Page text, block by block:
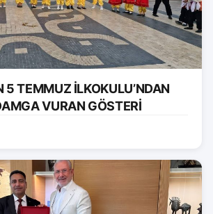
5 TEMMUZ İLKOKULU’NDAN
VURAN GÖSTERİ